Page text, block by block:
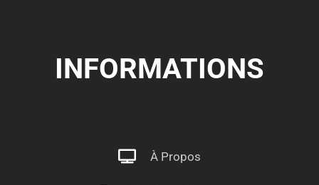
INFORMATIONS
À Propos